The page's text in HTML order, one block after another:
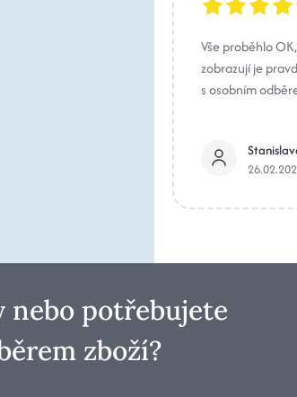
Vše proběhlo
zobrazují je
s osobním
nebo potřebujete
zboží?